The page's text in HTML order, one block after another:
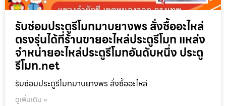
รับซ่อมประตูรีโมทมาบยางพร สั่งซื้ออะไหล่
ตรงรุ่นได้ที่ร้านขายอะไหล่ประตูรีโมท แหล่ง
จำหน่ายอะไหล่ประตูรีโมทอันดับหนึ่ง ประตู
รีโมท.net
รับซ่อมประตูรีโมทมาบยางพร สั่งซื้ออะไหล่
ดูเพิ่มเติม »